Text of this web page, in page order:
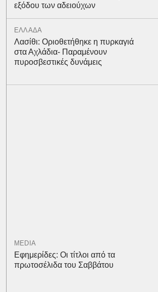
εξόδου των αδειούχων
ΕΛΛΑΔΑ
Λασίθι: Οριοθετήθηκε η πυρκαγιά
στα Αχλάδια- Παραμένουν
πυροσβεστικές δυνάμεις
MEDIA
Εφημερίδες: Οι τίτλοι από τα
πρωτοσέλιδα του Σαββάτου